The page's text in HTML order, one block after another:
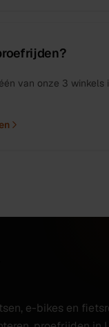
van onze 3 winkels
e-bikes en